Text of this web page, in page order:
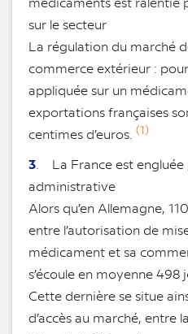
sur le secteur
La régulation du marché
commerce extérieur :
appliquée sur un
exportations françaises
centimes d’euros. (1)
3. La France est engluée
administrative
Alors qu’en Allemagne,
entre l’autorisation de
médicament et sa
s’écoule en moyenne 498
Cette dernière se situe
d’accès au marché, entre